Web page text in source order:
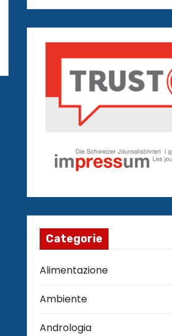
Categorie
Alimentazione
Ambiente
Andrologia